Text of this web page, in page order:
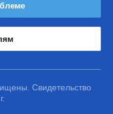
Свидетельство